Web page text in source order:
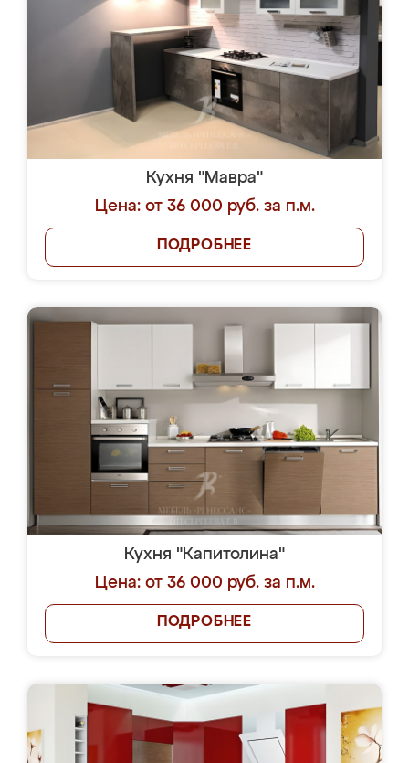
Кухня "Мавра"
Цена: от 36 000 руб. за п.м.
ПОДРОБНЕЕ
Кухня "Капитолина"
Цена: от 36 000 руб. за п.м.
ПОДРОБНЕЕ